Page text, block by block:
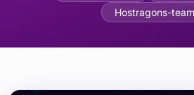
Hostragons-